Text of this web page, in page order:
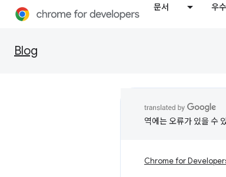
문서 우
Blog
역에는 오류가 있을 수
Chrome for